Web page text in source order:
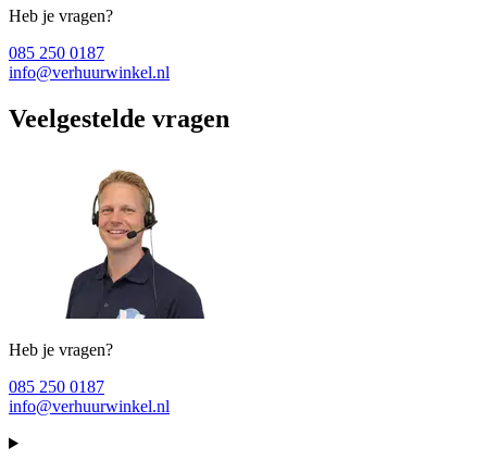
Heb je vragen?
085 250 0187
info@verhuurwinkel.nl
Veelgestelde vragen
Heb je vragen?
085 250 0187
info@verhuurwinkel.nl